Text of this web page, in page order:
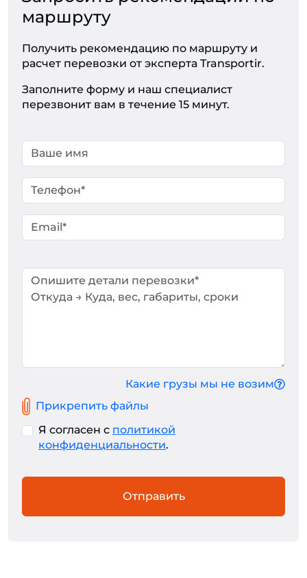
маршруту
Получить рекомендацию по маршруту и
расчет перевозки от эксперта Transportir.
Заполните форму и наш специалист
перезвонит вам в течение 15 минут.
Прикрепить файлы
Какие грузы мы не возим
Я согласен с политикой
конфиденциальности.
Отправить